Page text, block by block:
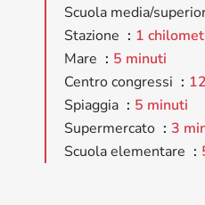
Scuola media/
Stazione
1
Mare
5 minuti
Centro congressi
Spiaggia
5 minuti
Supermercato
3
Scuola elementare